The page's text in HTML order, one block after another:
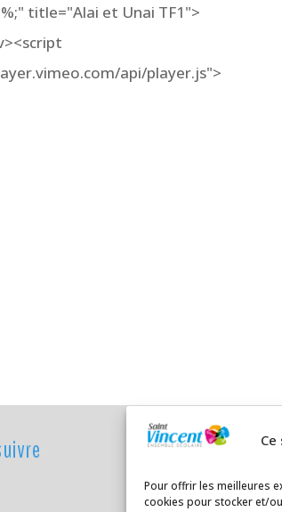
Pour offrir les meilleures
cookies pour stocker et/
title="Alai et Unai TF1">
api/player.js">